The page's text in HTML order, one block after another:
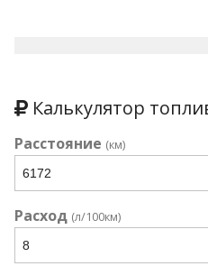
Калькулятор
Расстояние (км)
Расход (л/100км)